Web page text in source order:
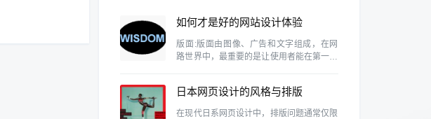
如何才是好的网站设计体验
版面:版面由图像、广告和文字组成，在网
路世界中，最重要的是让使用者能在第一眼
日本网页设计的风格与排版
特色研究
在现代日系网页设计中，排版问题通常仅限